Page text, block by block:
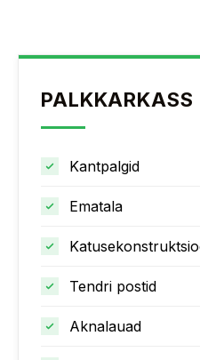
PALKKARKASS
Kantpalgid
Ematala
Tendri postid
Aknalauad